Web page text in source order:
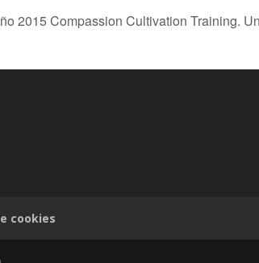
2015 Compassion Cultivation Training.
cookies